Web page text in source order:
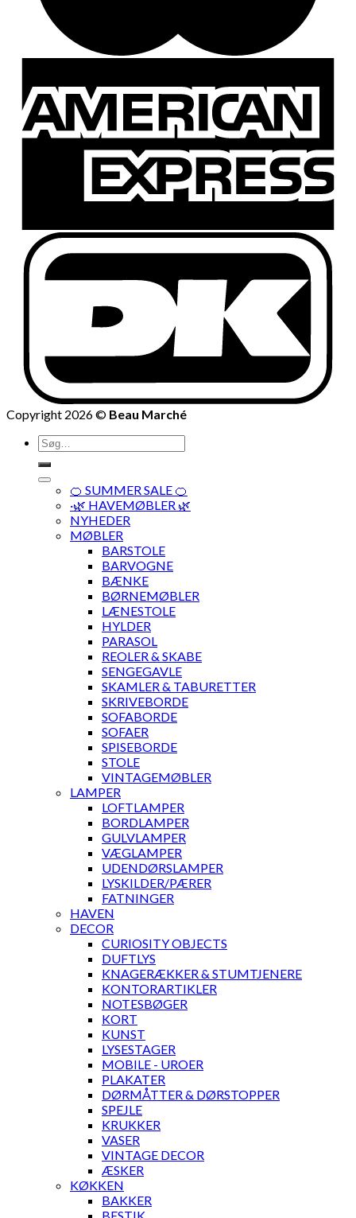
Copyright 2026 © Beau Marché
Søg
efter:
🍊 SUMMER SALE 🍊
·🌿 HAVEMØBLER 🌿
NYHEDER
MØBLER
BARSTOLE
BARVOGNE
BÆNKE
BØRNEMØBLER
LÆNESTOLE
HYLDER
PARASOL
REOLER & SKABE
SENGEGAVLE
SKAMLER & TABURETTER
SKRIVEBORDE
SOFABORDE
SOFAER
SPISEBORDE
STOLE
VINTAGEMØBLER
LAMPER
LOFTLAMPER
BORDLAMPER
GULVLAMPER
VÆGLAMPER
UDENDØRSLAMPER
LYSKILDER/PÆRER
FATNINGER
HAVEN
DECOR
CURIOSITY OBJECTS
DUFTLYS
KNAGERÆKKER & STUMTJENERE
KONTORARTIKLER
NOTESBØGER
KORT
KUNST
LYSESTAGER
MOBILE - UROER
PLAKATER
DØRMÅTTER & DØRSTOPPER
SPEJLE
KRUKKER
VASER
VINTAGE DECOR
ÆSKER
KØKKEN
BAKKER